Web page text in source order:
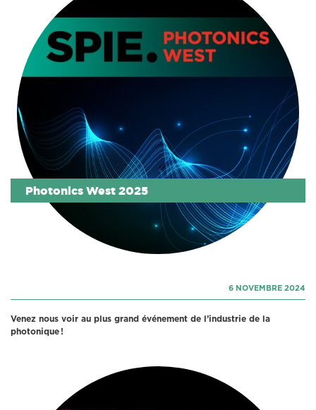
Photonics West 2025
6 NOVEMBRE 2024
Venez nous voir au plus grand événement de l’industrie de la
photonique !